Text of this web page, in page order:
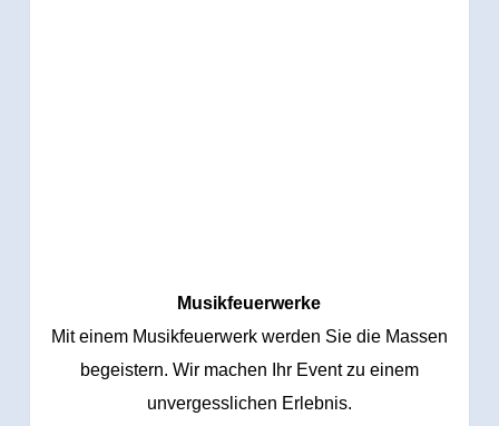
Musikfeuerwerke
Mit einem Musikfeuerwerk werden Sie die Massen
begeistern. Wir machen Ihr Event zu einem
unvergesslichen Erlebnis.